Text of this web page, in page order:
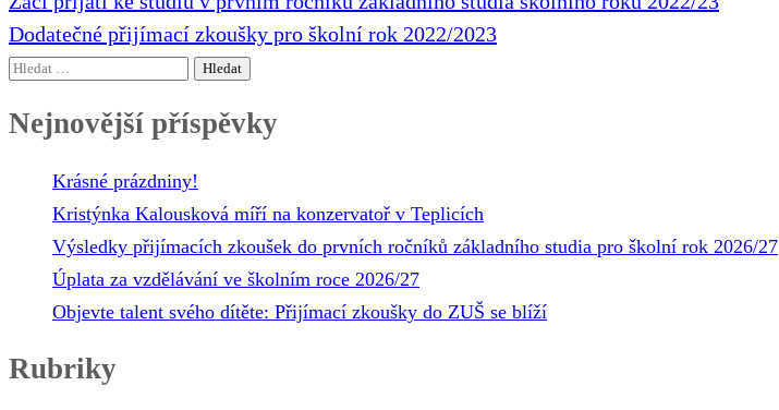
pro
příspěvek
Dodatečné přijímací zkoušky pro školní rok 2022/2023
Vyhledávání
Nejnovější příspěvky
Krásné prázdniny!
Kristýnka Kalousková míří na konzervatoř v Teplicích
Výsledky přijímacích zkoušek do prvních ročníků základního studia pro školní rok 2026/27
Úplata za vzdělávání ve školním roce 2026/27
Objevte talent svého dítěte: Přijímací zkoušky do ZUŠ se blíží
Rubriky